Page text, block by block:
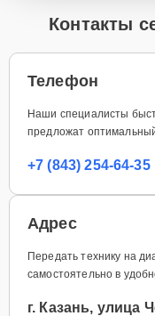
Контакты
Телефон
Наши специалисты
предложат
+7 (843) 254-64-35
Адрес
Передать технику на
самостоятельно в
г. Казань, улица